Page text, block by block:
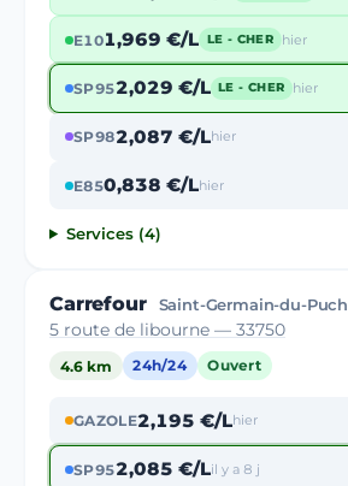
E101,969 €/L LE - CHER hier
SP952,029 €/L LE - CHER hier
SP982,087 €/Lhier
E850,838 €/Lhier
Services (4)
Carrefour Saint-Germain-du-Puch
5 route de libourne — 33750
4.6 km 24h/24 Ouvert
GAZOLE2,195 €/Lhier
SP952,085 €/Lil y a 8 j